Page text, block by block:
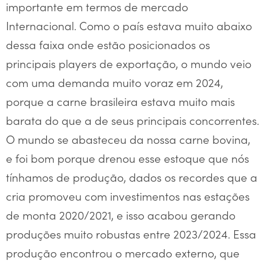
importante em termos de mercado
Internacional. Como o país estava muito abaixo
dessa faixa onde estão posicionados os
principais players de exportação, o mundo veio
com uma demanda muito voraz em 2024,
porque a carne brasileira estava muito mais
barata do que a de seus principais concorrentes.
O mundo se abasteceu da nossa carne bovina,
e foi bom porque drenou esse estoque que nós
tínhamos de produção, dados os recordes que a
cria promoveu com investimentos nas estações
de monta 2020/2021, e isso acabou gerando
produções muito robustas entre 2023/2024. Essa
produção encontrou o mercado externo, que